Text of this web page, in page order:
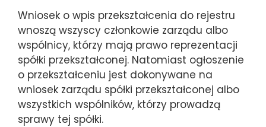
Wniosek o wpis przekształcenia do rejestru
wnoszą wszyscy członkowie zarządu albo
wspólnicy, którzy mają prawo reprezentacji
spółki przekształconej. Natomiast ogłoszenie
o przekształceniu jest dokonywane na
wniosek zarządu spółki przekształconej albo
wszystkich wspólników, którzy prowadzą
sprawy tej spółki.